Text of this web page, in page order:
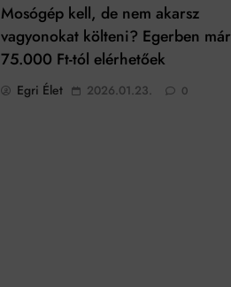
Mosógép kell, de nem akarsz
vagyonokat költeni? Egerben már
75.000 Ft-tól elérhetőek
Egri Élet 2026.01.23. 0